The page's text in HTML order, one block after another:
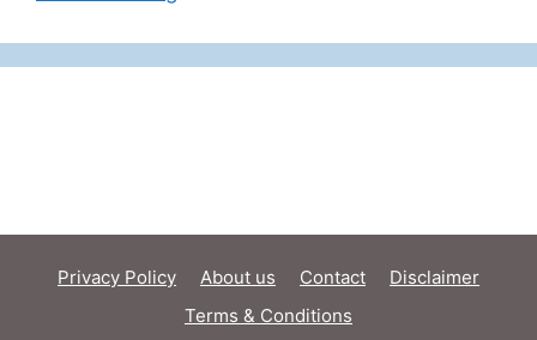
Privacy Policy About us Contact
Disclaimer
Terms & Conditions